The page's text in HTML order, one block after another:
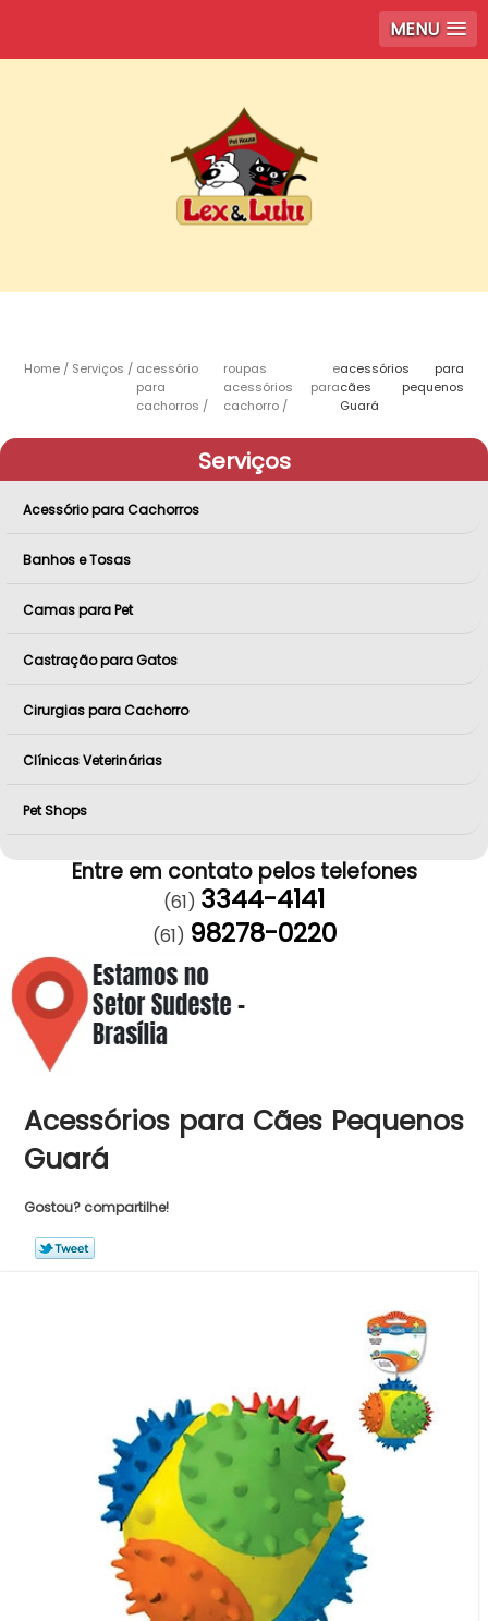
MENU
Home Serviços
acessório
para
cachorros
roupas e
acessórios para
cachorro
acessórios para
cães pequenos
Guará
Serviços
Acessório para Cachorros
Banhos e Tosas
Camas para Pet
Castração para Gatos
Cirurgias para Cachorro
Clínicas Veterinárias
Pet Shops
Entre em contato pelos telefones
(61) 3344-4141
(61) 98278-0220
Acessórios para Cães Pequenos
Guará
Gostou? compartilhe!